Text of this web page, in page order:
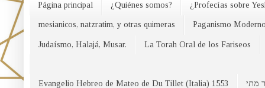
Página principal ¿Quiénes somos? ¿Profecías sobre
mesianicos, natzratim, y otras quimeras Paganismo
Judaísmo, Halajá, Musar. La Torah Oral de los Fariseos
Evangelio Hebreo de Mateo de Du Tillet (Italia) 1553